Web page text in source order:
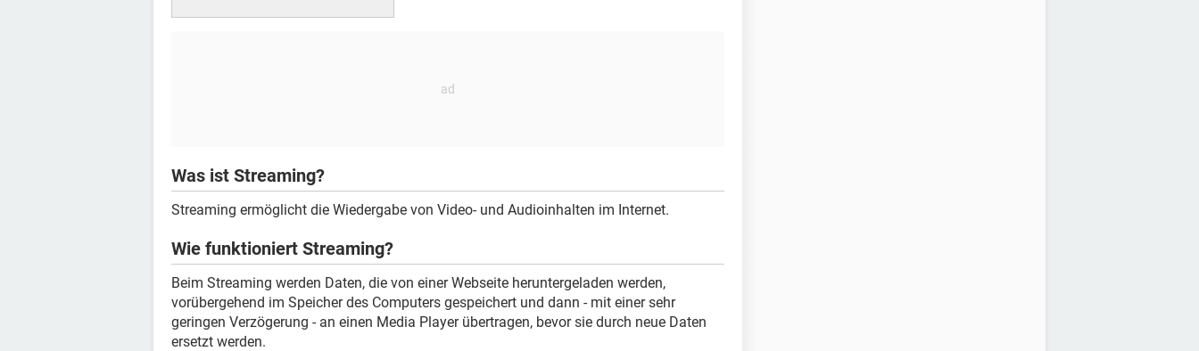
Was ist Streaming?
Streaming ermöglicht die Wiedergabe von Video- und Audioinhalten im Internet.
Wie funktioniert Streaming?
Beim Streaming werden Daten, die von einer Webseite heruntergeladen werden,
vorübergehend im Speicher des Computers gespeichert und dann - mit einer sehr
geringen Verzögerung - an einen Media Player übertragen, bevor sie durch neue Daten
ersetzt werden.